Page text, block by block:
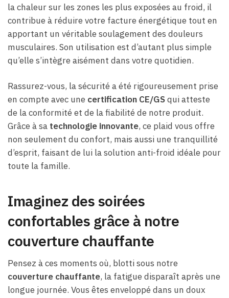
la chaleur sur les zones les plus exposées au froid, il
contribue à réduire votre facture énergétique tout en
apportant un véritable soulagement des douleurs
musculaires. Son utilisation est d’autant plus simple
qu’elle s’intègre aisément dans votre quotidien.
Rassurez-vous, la sécurité a été rigoureusement prise
en compte avec une certification CE/GSqui atteste
de la conformité et de la fiabilité de notre produit.
Grâce à sa technologie innovante, ce plaid vous offre
non seulement du confort, mais aussi une tranquillité
d’esprit, faisant de lui la solution anti-froid idéale pour
toute la famille.
Imaginez des soirées
confortables grâce à notre
couverture chauffante
Pensez à ces moments où, blotti sous notre
couverture chauffante, la fatigue disparaît après une
longue journée. Vous êtes enveloppé dans un doux